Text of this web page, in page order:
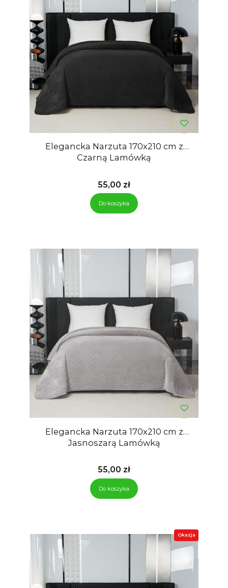
Elegancka Narzuta 170x210 cm z
Czarną Lamówką
Cena
55,00 zł
Do koszyka
Elegancka Narzuta 170x210 cm z
Jasnoszarą Lamówką
Cena
55,00 zł
Do koszyka
Okazja